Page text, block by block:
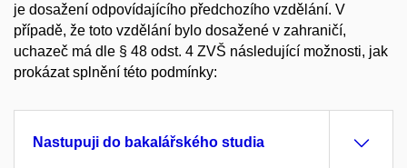
je dosažení odpovídajícího předchozího vzdělání. V
případě, že toto vzdělání bylo dosažené v zahraničí,
uchazeč má dle § 48 odst. 4 ZVŠ následující možnosti, jak
prokázat splnění této podmínky:
Nastupuji do bakalářského studia